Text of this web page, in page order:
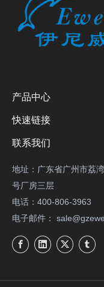
产品中心
快速链接
联系我们
地址：广东省广州市荔
号厂房三层
电话：400-806-3963
电子邮件：